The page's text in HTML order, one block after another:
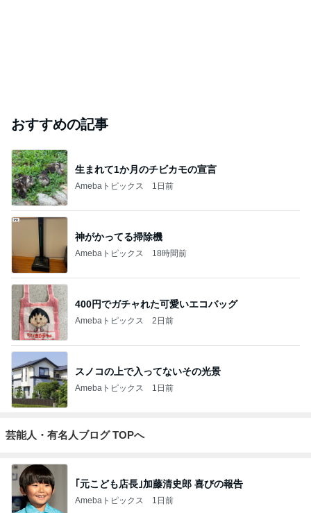
おすすめの記事
生まれて1か月のチビカモの宣言
Amebaトピックス 1日前
神がかってる掃除機
Amebaトピックス 18時間前
400円でガチャれた可愛いエコバッグ
Amebaトピックス 2日前
スノコの上で入ってないその光景
Amebaトピックス 1日前
芸能人・有名人ブログ TOPへ
｢元こども店長｣加藤清史郎 喜びの報告
Amebaトピックス 1日前